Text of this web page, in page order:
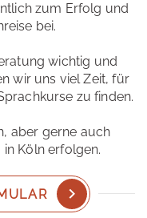
zum Erfolg und
bei.
wichtig und
wir uns viel Zeit, für
zu finden.
aber gerne auch
Köln erfolgen.